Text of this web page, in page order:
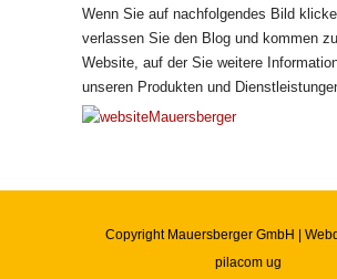
Wenn Sie auf nachfolgendes Bild
verlassen Sie den Blog und kommen
Website, auf der Sie weitere
unseren Produkten und
Copyright Mauersberger GmbH |
pilacom ug